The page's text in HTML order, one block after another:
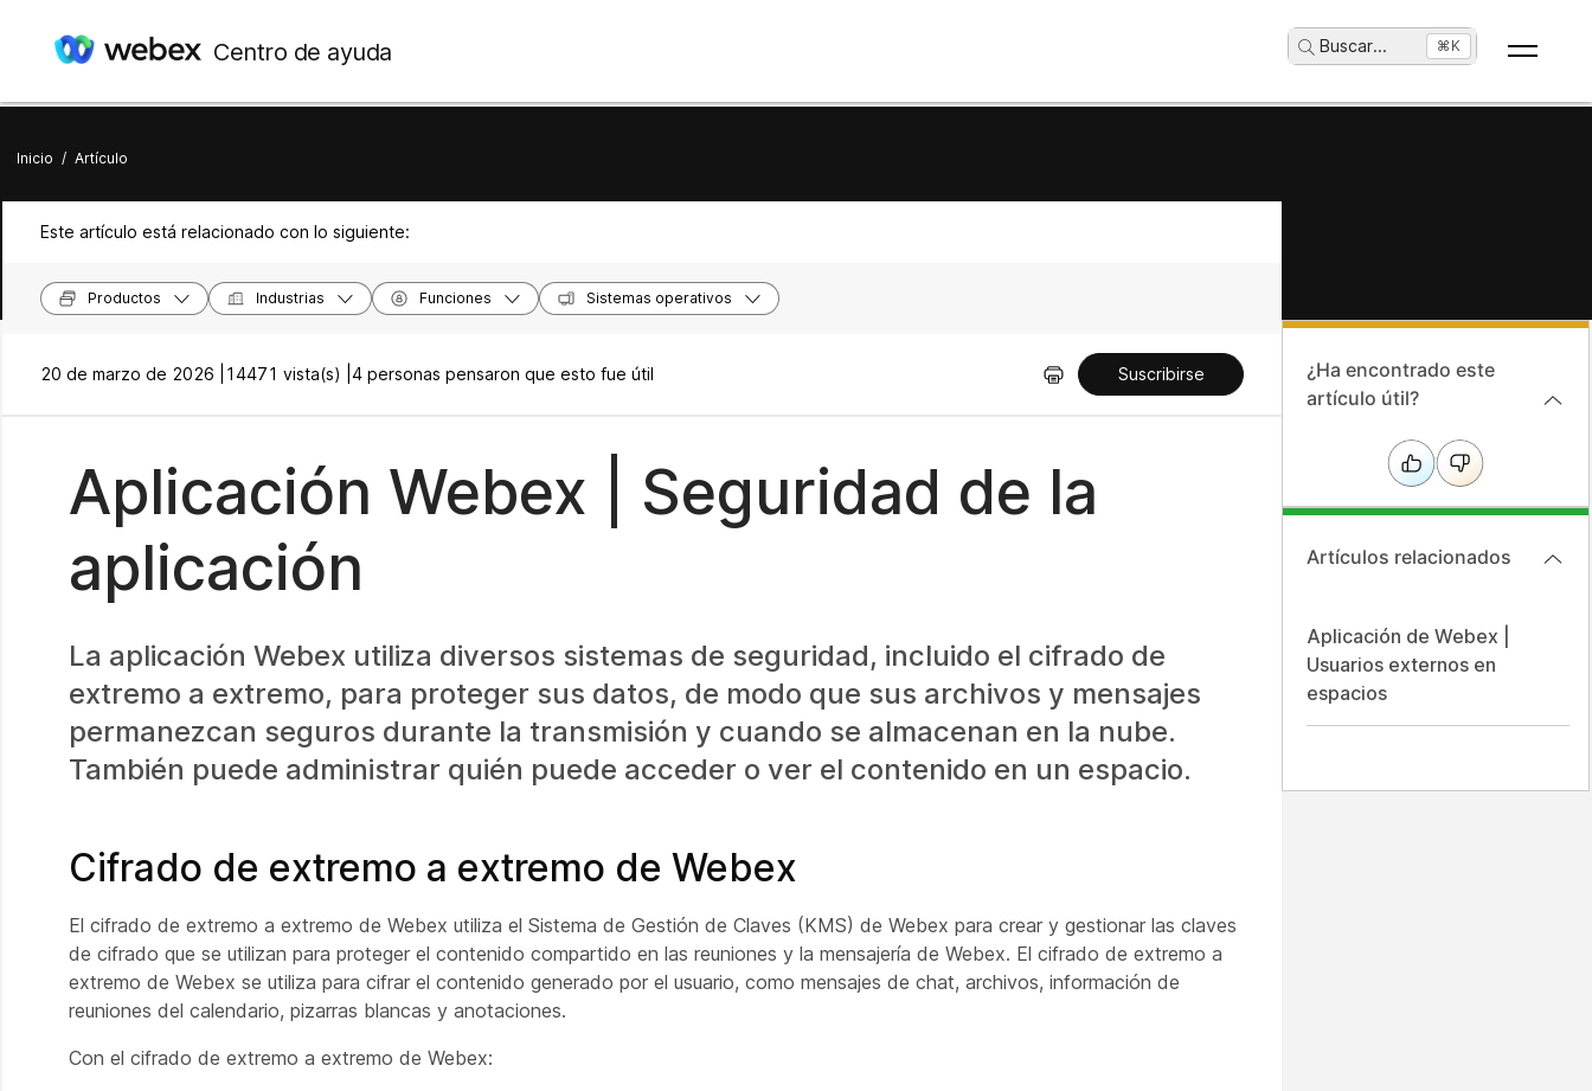
Centro de ayuda Buscar... ⌘K
Inicio / Artículo
Este artículo está relacionado con lo siguiente:
Productos Industrias Funciones Sistemas operativos
20 de marzo de 2026 | 14471 vista(s) | 4 personas pensaron que esto fue útil Suscribirse
Aplicación Webex | Seguridad de la
aplicación
La aplicación Webex utiliza diversos sistemas de seguridad, incluido el cifrado de
extremo a extremo, para proteger sus datos, de modo que sus archivos y mensajes
permanezcan seguros durante la transmisión y cuando se almacenan en la nube.
También puede administrar quién puede acceder o ver el contenido en un espacio.
Cifrado de extremo a extremo de Webex
El cifrado de extremo a extremo de Webex utiliza el Sistema de Gestión de Claves (KMS) de Webex para crear y gestionar las claves
de cifrado que se utilizan para proteger el contenido compartido en las reuniones y la mensajería de Webex. El cifrado de extremo a
extremo de Webex se utiliza para cifrar el contenido generado por el usuario, como mensajes de chat, archivos, información de
reuniones del calendario, pizarras blancas y anotaciones.
Con el cifrado de extremo a extremo de Webex:
¿Ha encontrado este
artículo útil?
Artículos relacionados
Aplicación de Webex |
Usuarios externos en
espacios